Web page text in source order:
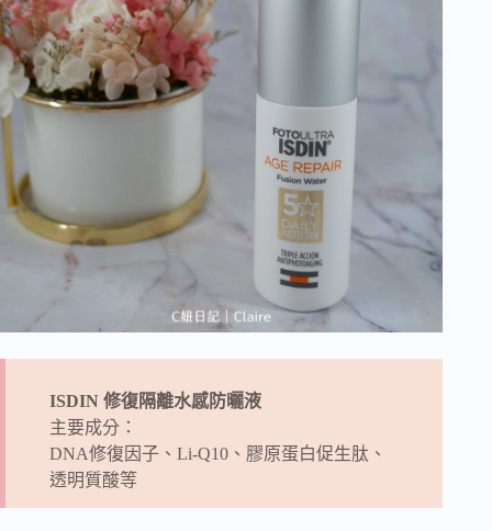
ISDIN 修復隔離水感防曬液
主要成分：
DNA修復因子、Li-Q10、膠原蛋白促生肽、
透明質酸等